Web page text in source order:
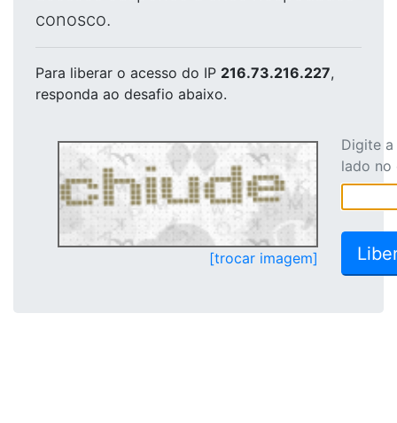
conosco.
Para liberar o acesso do IP 216.73.216.227,
responda ao desafio abaixo.
[trocar imagem]
Digite
lado no